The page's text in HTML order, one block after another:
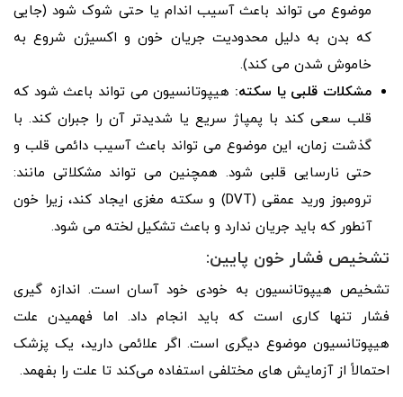
موضوع می تواند باعث آسیب اندام یا حتی شوک شود (جایی
که بدن به دلیل محدودیت جریان خون و اکسیژن شروع به
خاموش شدن می کند).
مشکلات قلبی یا سکته: هیپوتانسیون می تواند باعث شود که
قلب سعی کند با پمپاژ سریع یا شدیدتر آن را جبران کند. با
گذشت زمان، این موضوع می تواند باعث آسیب دائمی قلب و
حتی نارسایی قلبی شود. همچنین می تواند مشکلاتی مانند:
ترومبوز ورید عمقی (DVT) و سکته مغزی ایجاد کند، زیرا خون
آنطور که باید جریان ندارد و باعث تشکیل لخته می شود.
تشخیص فشار خون پایین:
تشخیص هیپوتانسیون به خودی خود آسان است. اندازه گیری
فشار تنها کاری است که باید انجام داد. اما فهمیدن علت
هیپوتانسیون موضوع دیگری است. اگر علائمی دارید، یک پزشک
احتمالاً از آزمایش‌ های مختلفی استفاده می‌کند تا علت را بفهمد.